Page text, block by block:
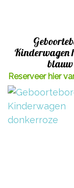
Kinderwagen
blauw
Reserveer hier